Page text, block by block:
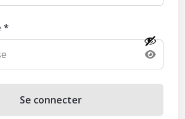
*
Se connecter